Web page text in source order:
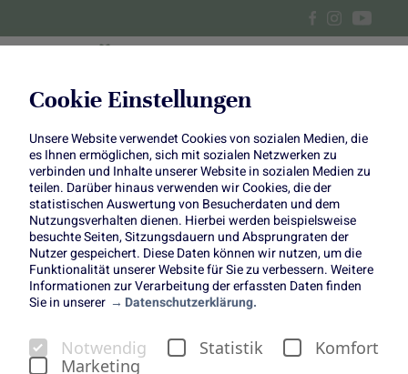
Cookie Einstellungen
Unsere Website verwendet Cookies von sozialen Medien, die
es Ihnen ermöglichen, sich mit sozialen Netzwerken zu
verbinden und Inhalte unserer Website in sozialen Medien zu
teilen. Darüber hinaus verwenden wir Cookies, die der
statistischen Auswertung von Besucherdaten und dem
Nutzungsverhalten dienen. Hierbei werden beispielsweise
besuchte Seiten, Sitzungsdauern und Absprungraten der
Nutzer gespeichert. Diese Daten können wir nutzen, um die
Funktionalität unserer Website für Sie zu verbessern. Weitere
Informationen zur Verarbeitung der erfassten Daten finden
Sie in unserer
Datenschutzerklärung.
Notwendig Statistik
Komfort
Marketing
Centerpiece im Juli
Ein lauer Sommerabend, das Klirren von Gläsern, leises
Lachen unter freiem Himmel – und mittendrin: ein florales
Highlight, das all diese Stimmungen einfängt. Unser Juli-
des Sommers. Es erinnert an mediterrane Gärten, warme
Winde und das Spiel von Licht und Schatten auf samtigen